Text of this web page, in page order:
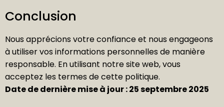
Conclusion
Nous apprécions votre confiance et nous engageons
à utiliser vos informations personnelles de manière
responsable. En utilisant notre site web, vous
acceptez les termes de cette politique.
Date de dernière mise à jour : 25 septembre 2025